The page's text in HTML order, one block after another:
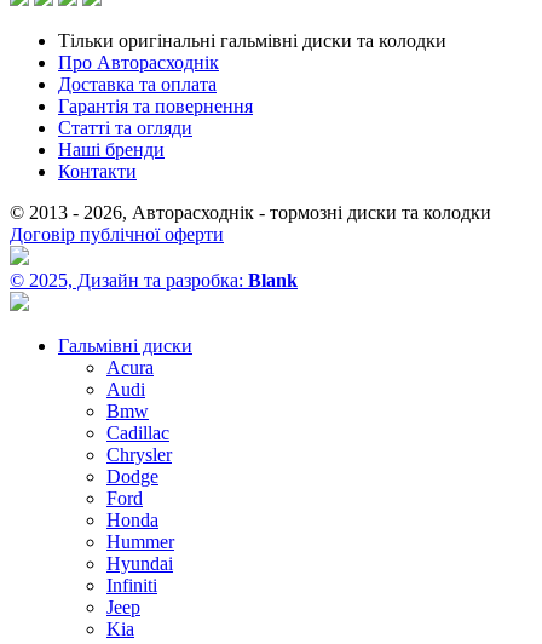
Тільки оригінальні гальмівні диски та колодки
Про Авторасходнік
Доставка та оплата
Гарантія та повернення
Статті та огляди
Наші бренди
Контакти
© 2013 - 2026, Авторасходнік - тормозні диски та колодки
Договір публічної оферти
© 2025, Дизайн та разробка: Blank
Гальмівні диски
Acura
Audi
Bmw
Cadillac
Chrysler
Dodge
Ford
Honda
Hummer
Hyundai
Infiniti
Jeep
Kia